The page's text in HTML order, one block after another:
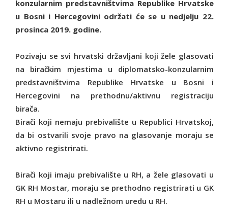
konzularnim predstavništvima Republike Hrvatske
u Bosni i Hercegovini održati će se u nedjelju 22.
prosinca 2019. godine.
Pozivaju se svi hrvatski državljani koji žele glasovati
na biračkim mjestima u diplomatsko-konzularnim
predstavništvima Republike Hrvatske u Bosni i
Hercegovini na prethodnu/aktivnu registraciju
birača.
Birači koji nemaju prebivalište u Republici Hrvatskoj,
da bi ostvarili svoje pravo na glasovanje moraju se
aktivno registrirati.
Birači koji imaju prebivalište u RH, a žele glasovati u
GK RH Mostar, moraju se prethodno registrirati u GK
RH u Mostaru ili u nadležnom uredu u RH.